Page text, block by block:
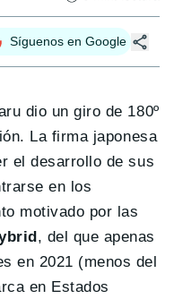
Síguenos en Google
dio un giro de 180º
La firma japonesa
el desarrollo de sus
en los
motivado por las
, del que apenas
en 2021 (menos del
en Estados